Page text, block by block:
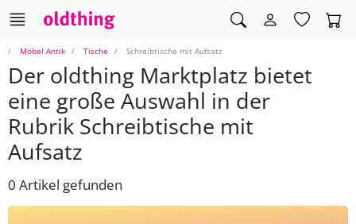
Möbel Antik Tische Schreibtische mit Aufsatz
Der oldthing Marktplatz bietet
eine große Auswahl in der
Rubrik Schreibtische mit
Aufsatz
0 Artikel gefunden